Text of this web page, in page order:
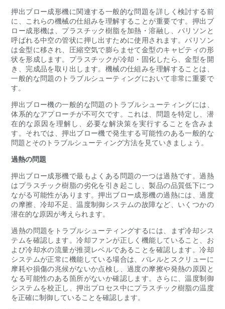
押出ブロー成形機に関連する一般的な問題を詳しく検討する前
に、これらの機械の仕組みを理解することが重要です。押出ブ
ロー成形機は、プラスチック樹脂を加熱・溶融し、パリソンと
呼ばれる中空の管状に押し出すために使用されます。パリソン
は金型に移され、圧縮空気で膨らませて金型のキャビティの形
状を形成します。プラスチックが冷却・固化したら、金型を開
き、完成品を取り出します。機械の仕組みを理解することは、
一般的な問題のトラブルシューティングにおいて非常に重要で
す。
押出ブロー機の一般的な問題のトラブルシューティングには、
体系的なアプローチが不可欠です。これは、問題を特定し、潜
在的な原因を理解し、必要な解決策を実行することを含みま
す。それでは、押出ブロー機で発生する可能性のある一般的な
問題とそのトラブルシューティング方法を見ていきましょう。
過熱の問題
押出ブロー成形機で最もよくある問題の一つは過熱です。過熱
はプラスチック樹脂の劣化を引き起こし、製品の品質低下につ
ながる可能性があります。押出ブロー成形機の過熱には、過度
の摩擦、冷却不足、温度制御システムの故障など、いくつかの
潜在的な原因が考えられます。
過熱の問題をトラブルシューティングするには、まず冷却シス
テムを確認します。冷却ファンが正しく機能していること、お
よび冷却水の流量が推奨レベルであることを確認します。冷却
システムが正常に機能している場合は、バレルとスクリューに
摩耗や損傷の兆候がないか点検し、過度の摩擦や発熱の原因と
なる可能性のある箇所がないか確認します。さらに、温度制御
システムを校正し、押出プロセス中にプラスチック樹脂の温度
を正確に制御していることを確認します。